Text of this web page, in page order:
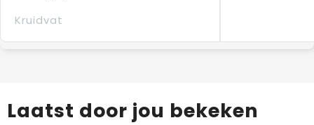
Kruidvat
Laatst door jou bekeken